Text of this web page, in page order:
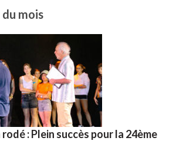
mois
: Plein succès pour la 24ème